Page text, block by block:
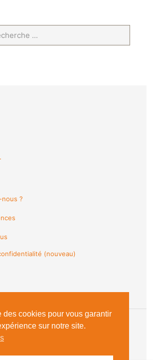
nous ?
(nouveau)
des cookies pour vous garantir
sur notre site.